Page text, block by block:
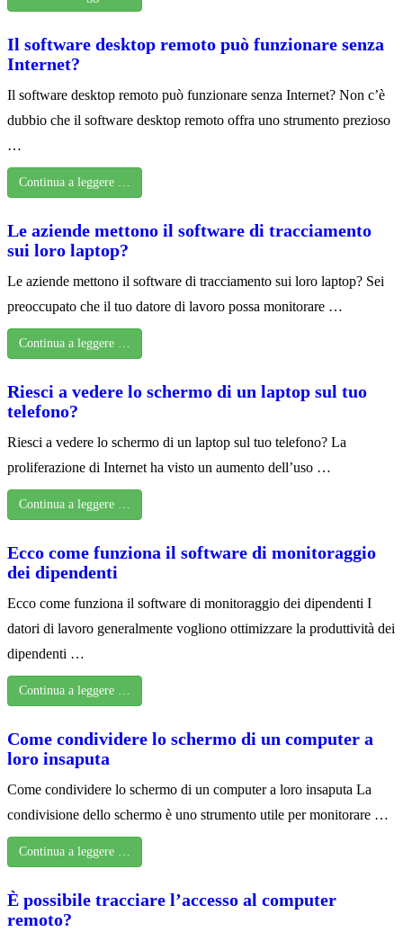
Il software desktop remoto può funzionare senza
Internet?
Il software desktop remoto può funzionare senza Internet? Non c’è
dubbio che il software desktop remoto offra uno strumento prezioso
…
Continua a leggere …
Le aziende mettono il software di tracciamento
sui loro laptop?
Le aziende mettono il software di tracciamento sui loro laptop? Sei
preoccupato che il tuo datore di lavoro possa monitorare …
Continua a leggere …
Riesci a vedere lo schermo di un laptop sul tuo
telefono?
Riesci a vedere lo schermo di un laptop sul tuo telefono? La
proliferazione di Internet ha visto un aumento dell’uso …
Continua a leggere …
Ecco come funziona il software di monitoraggio
dei dipendenti
Ecco come funziona il software di monitoraggio dei dipendenti I
datori di lavoro generalmente vogliono ottimizzare la produttività dei
dipendenti …
Continua a leggere …
Come condividere lo schermo di un computer a
loro insaputa
Come condividere lo schermo di un computer a loro insaputa La
condivisione dello schermo è uno strumento utile per monitorare …
Continua a leggere …
È possibile tracciare l’accesso al computer
remoto?